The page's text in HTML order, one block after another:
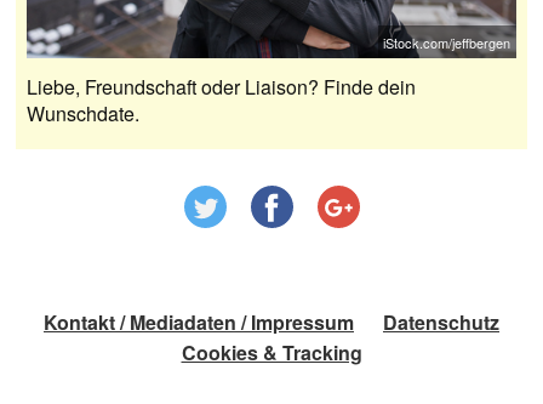
iStock.com/jeffbergen
Liebe, Freundschaft oder Liaison? Finde dein
Wunschdate.
Kontakt / Mediadaten / Impressum
Datenschutz
Cookies & Tracking